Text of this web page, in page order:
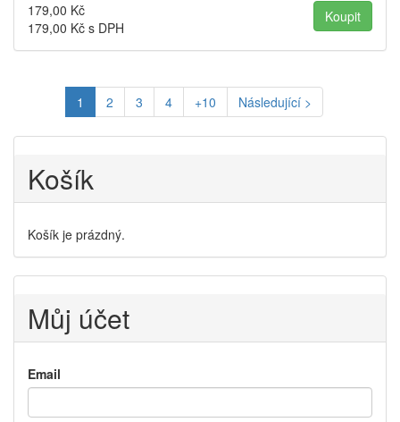
179,00 Kč
179,00 Kč s DPH
1 2 3 4 +10 Následující >
Košík
Košík je prázdný.
Můj účet
Email